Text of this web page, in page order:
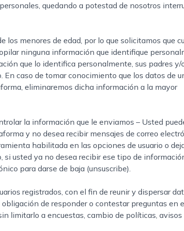
quedando a potestad de nosotros
los menores de edad, por lo que solicitamos que
ninguna información que identifique
que lo identifica personalmente, sus padres y/
caso de tomar conocimiento que los datos de
eliminaremos dicha información a la mayor
la información que le enviamos – Usted
y no desea recibir mensajes de correo
habilitada en las opciones de usuario o
si usted ya no desea recibir ese tipo de
para darse de baja (unsuscribe).
registrados, con el fin de reunir y dispersar
de responder o contestar preguntas en
limitarlo a encuestas, cambio de políticas, avisos